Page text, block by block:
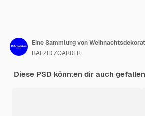
BAEZID ZOARDER
Diese PSD könnten dir auch gefallen